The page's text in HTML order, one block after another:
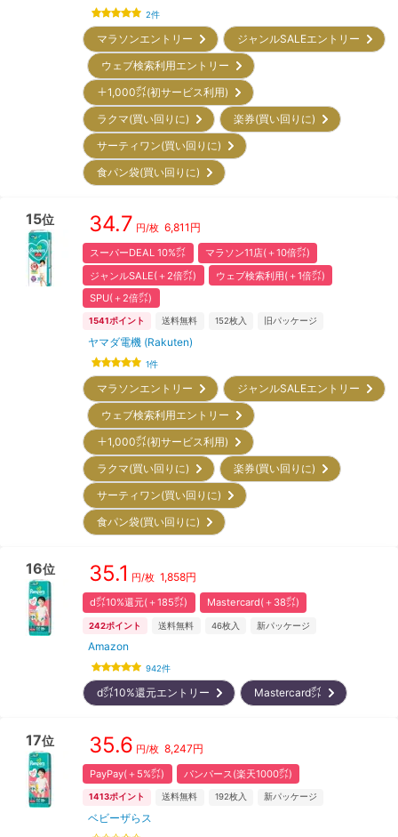
2件
マラソンエントリー
ジャンルSALEエントリー
ウェブ検索利用エントリー
＋1,000㌽(初サービス利用)
ラクマ(買い回りに)
楽券(買い回りに)
サーティワン(買い回りに)
食パン袋(買い回りに)
15位 34.7 円/枚 6,811 円
スーパーDEAL 10%㌽
マラソン11店(＋10倍㌽)
ジャンルSALE(＋2倍㌽)
ウェブ検索利用(＋1倍㌽)
SPU(＋2倍㌽)
1541ポイント 送料無料 152枚入 旧パッケージ
ヤマダ電機 (Rakuten)
1件
マラソンエントリー
ジャンルSALEエントリー
ウェブ検索利用エントリー
＋1,000㌽(初サービス利用)
ラクマ(買い回りに)
楽券(買い回りに)
サーティワン(買い回りに)
食パン袋(買い回りに)
16位 35.1 円/枚 1,858円
d㌽10%還元(＋185㌽) Mastercard(＋38㌽)
242ポイント 送料無料 46枚入 新パッケージ
Amazon
942件
d㌽10%還元エントリー Mastercard㌽
17位 35.6 円/枚 8,247円
PayPay(＋5%㌽) パンパース(楽天1000㌽)
1413ポイント 送料無料 192枚入 新パッケージ
ベビーザらス